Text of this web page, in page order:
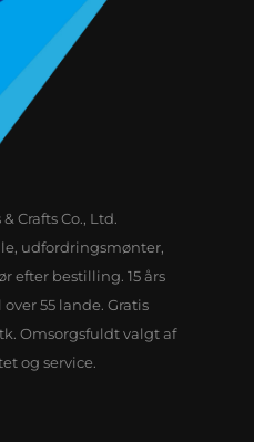
Crafts Co., Ltd.
udfordringsmønter,
efter bestilling. 15 års
55 lande. Gratis
Omsorgsfuldt valgt af
og service.